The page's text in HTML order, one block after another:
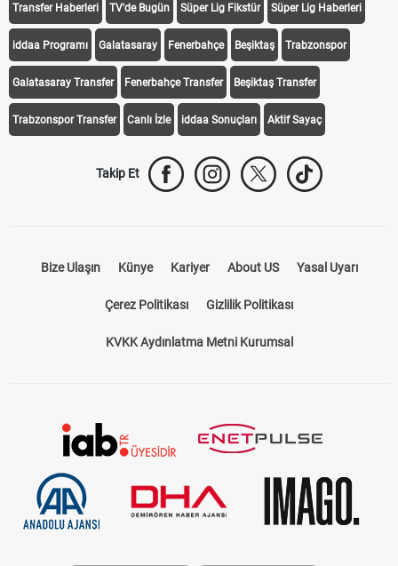
Transfer Haberleri TV'de Bugün Süper Lig Fikstür Süper Lig Haberleri
iddaa Programı Galatasaray Fenerbahçe Beşiktaş Trabzonspor
Galatasaray Transfer Fenerbahçe Transfer Beşiktaş Transfer
Trabzonspor Transfer Canlı İzle iddaa Sonuçları Aktif Sayaç
Takip Et
Bize Ulaşın Künye Kariyer About US Yasal Uyarı
Çerez Politikası Gizlilik Politikası
KVKK Aydınlatma Metni Kurumsal